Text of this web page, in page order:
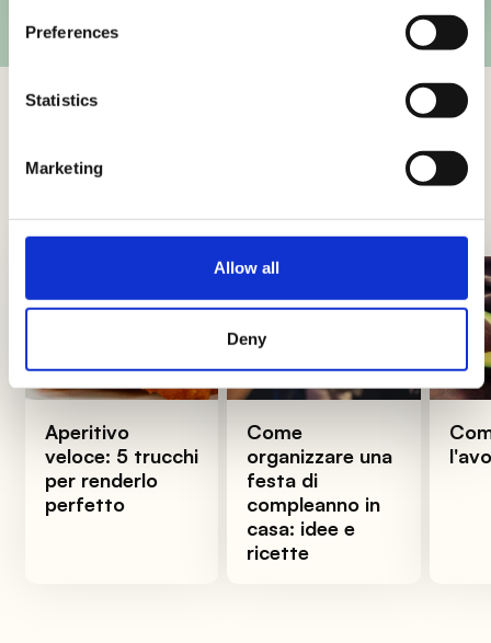
Preferences
Statistics
Marketing
Allow all
Deny
Novità, approfondimenti e trucchi per diventare
Aperitivo
veloce: 5 trucchi
per renderlo
perfetto
Come
organizzare una
festa di
compleanno in
casa: idee e
ricette